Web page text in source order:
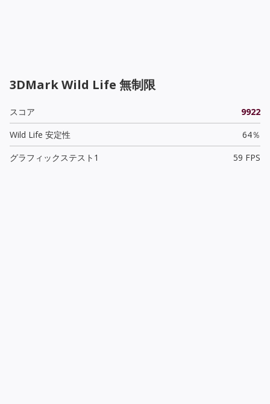
3DMark Wild Life 無制限
スコア
9922
Wild Life 安定性
64％
グラフィックステスト1
59 FPS